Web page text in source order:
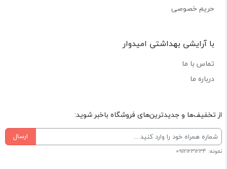
حریم خصوصی
با آرایشی بهداشتی امیدوار
تماس با ما
درباره ما
از تخفیف‌ها و جدیدترین‌های فروشگاه باخبر شوید:
ارسال
نمونه: 09121231234